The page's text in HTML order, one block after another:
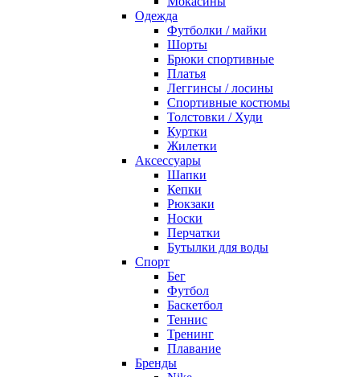
Одежда
Футболки / майки
Шорты
Брюки спортивные
Платья
Леггинсы / лосины
Спортивные костюмы
Толстовки / Худи
Куртки
Жилетки
Аксессуары
Шапки
Кепки
Рюкзаки
Носки
Перчатки
Бутылки для воды
Спорт
Бег
Футбол
Баскетбол
Теннис
Тренинг
Плавание
Бренды